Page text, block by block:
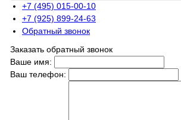
+7 (495) 015-00-10
+7 (925) 899-24-63
Обратный звонок
Заказать обратный звонок
Ваше имя:
Ваш телефон: